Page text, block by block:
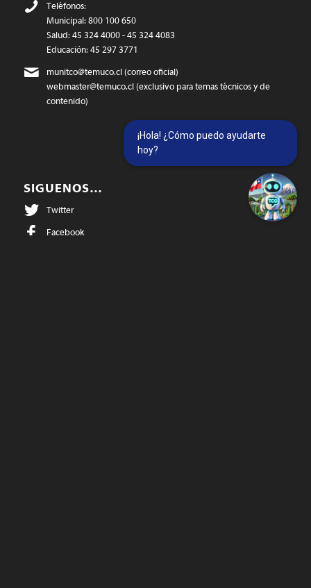
Teléfonos:
Municipal: 800 100 650
Salud: 45 324 4000 - 45 324 4083
Educación: 45 297 3771
munitco@temuco.cl(correo oficial)
webmaster@temuco.cl(exclusivo para temas técnicos y de
contenido)
SIGUENOS…
Twitter
Facebook
¡Hola! ¿Cómo puedo ayudarte
hoy?